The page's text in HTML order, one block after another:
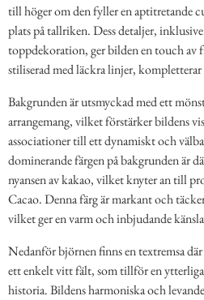
till höger om den fyller en aptitretande
plats på tallriken. Dess detaljer,
toppdekoration, ger bilden en touch av
stiliserad med läckra linjer,
Bakgrunden är utsmyckad med ett
arrangemang, vilket förstärker bildens
associationer till ett dynamiskt och
dominerande färgen på bakgrunden är
nyansen av kakao, vilket knyter an till
Cacao. Denna färg är markant och
vilket ger en varm och inbjudande
Nedanför björnen finns en textremsa
ett enkelt vitt fält, som tillför en
historia. Bildens harmoniska och